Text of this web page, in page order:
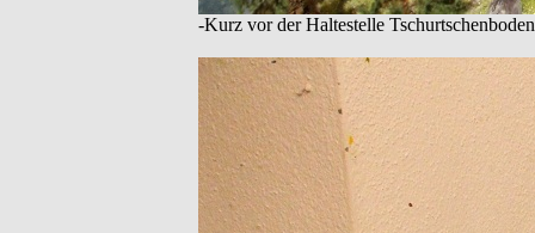
-Kurz vor der Haltestelle